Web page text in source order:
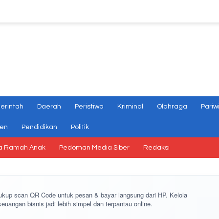
Daerah Peristiwa Kriminal Olahraga
Pendidikan Politik
Ramah Anak Pedoman Media Siber Redaksi
scan QR Code untuk pesan & bayar langsung dari HP. Kelola
bisnis jadi lebih simpel dan terpantau online.